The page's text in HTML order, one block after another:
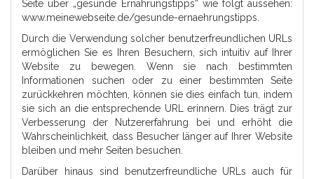
Seite über „gesunde Ernährungstipps“ wie folgt aussehen:
www.meinewebseite.de/gesunde-ernaehrungstipps.
Durch die Verwendung solcher benutzerfreundlichen URLs
ermöglichen Sie es Ihren Besuchern, sich intuitiv auf Ihrer
Website zu bewegen. Wenn sie nach bestimmten
Informationen suchen oder zu einer bestimmten Seite
zurückkehren möchten, können sie dies einfach tun, indem
sie sich an die entsprechende URL erinnern. Dies trägt zur
Verbesserung der Nutzererfahrung bei und erhöht die
Wahrscheinlichkeit, dass Besucher länger auf Ihrer Website
bleiben und mehr Seiten besuchen.
Darüber hinaus sind benutzerfreundliche URLs auch für